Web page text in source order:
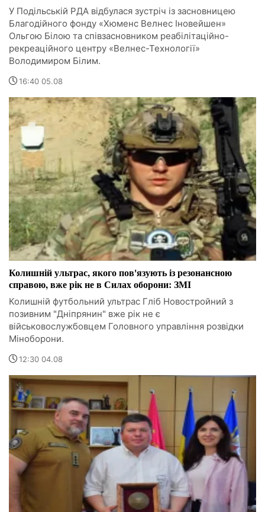
У Подільській РДА відбулася зустріч із засновницею
Благодійного фонду «Хюменс Велнес Іновейшен»
Ольгою Білою та співзасновником реабілітаційно-
рекреаційного центру «Велнес-Технології»
Володимиром Білим.
16:40 05.08
Колишній ультрас, якого пов'язують із резонансною
справою, вже рік не в Силах оборони: ЗМІ
Колишній футбольний ультрас Гліб Новостройний з
позивним "Дніпрянин" вже рік не є
військовослужбовцем Головного управління розвідки
Міноборони.
12:30 04.08